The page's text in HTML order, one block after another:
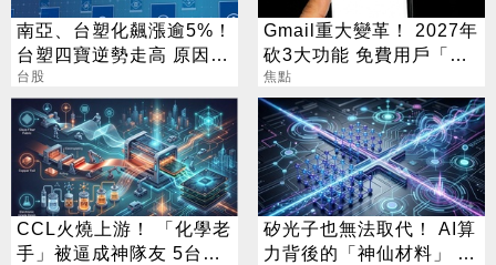
南亞、台塑化飆漲逾5%！
台塑四寶逆勢走高 原因找
到了
台股
Gmail重大變革！ 2027年
砍3大功能 免費用戶「這
好康」不能用了
焦點
CCL火燒上游！ 「化學老
手」被逼成神隊友 5台廠
矽光子也無法取代！ AI算
力背後的「神仙材料」 這